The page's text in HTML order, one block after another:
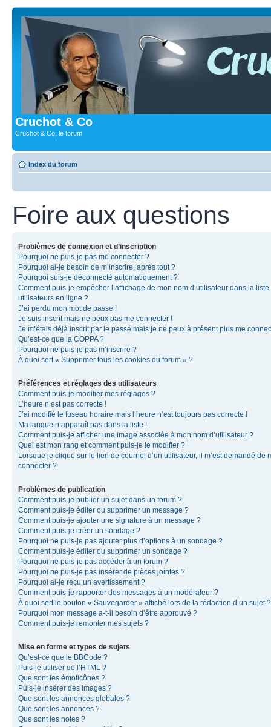
Cruchot & Co
Cruchot & Co, le forum
Index du forum
Foire aux questions
Problèmes de connexion et d’inscription
Pourquoi ne puis-je pas me connecter ?
Pourquoi ai-je besoin de m’inscrire, après tout ?
Pourquoi suis-je déconnecté automatiquement ?
Comment puis-je empêcher l’affichage de mon nom d’utilisateur dans la liste
utilisateurs en ligne ?
J’ai perdu mon mot de passe !
Je suis inscrit mais ne peux pas me connecter !
Je m’étais déjà inscrit par le passé mais je ne peux à présent plus me
Qu’est-ce que la COPPA ?
Pourquoi ne puis-je pas m’inscrire ?
À quoi sert « Supprimer tous les cookies du forum » ?
Préférences et réglages des utilisateurs
Comment puis-je modifier mes réglages ?
L’heure n’est pas correcte !
J’ai modifié le fuseau horaire mais l’heure n’est toujours pas correcte !
Ma langue n’apparaît pas dans la liste !
Comment puis-je afficher une image associée à mon nom d’utilisateur ?
Quel est mon rang et comment puis-je le modifier ?
Lorsque je clique sur le lien de courriel d’un utilisateur, il m’est demandé de
connecter ?
Problèmes de publication
Comment puis-je publier un sujet dans un forum ?
Comment puis-je éditer ou supprimer un message ?
Comment puis-je ajouter une signature à un message ?
Comment puis-je créer un sondage ?
Pourquoi ne puis-je pas ajouter plus d’options à un sondage ?
Comment puis-je éditer ou supprimer un sondage ?
Pourquoi ne puis-je pas accéder à un forum ?
Pourquoi ne puis-je pas insérer de pièces jointes ?
Pourquoi ai-je reçu un avertissement ?
Comment puis-je rapporter des messages à un modérateur ?
À quoi sert le bouton « Sauvegarder » affiché lors de la rédaction d’un sujet ?
Pourquoi mon message a-t-il besoin d’être approuvé ?
Comment puis-je remonter mes sujets ?
Mise en forme et types de sujets
Qu’est-ce que le BBCode ?
Puis-je utiliser de l’HTML ?
Que sont les émoticônes ?
Puis-je insérer des images ?
Que sont les annonces globales ?
Que sont les annonces ?
Que sont les notes ?